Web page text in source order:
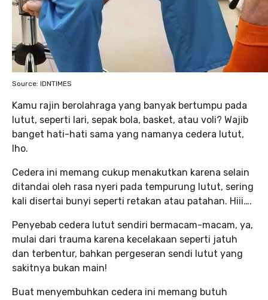
Source: IDNTIMES
Kamu rajin berolahraga yang banyak bertumpu pada
lutut, seperti lari, sepak bola, basket, atau voli? Wajib
banget hati-hati sama yang namanya cedera lutut,
lho.
Cedera ini memang cukup menakutkan karena selain
ditandai oleh rasa nyeri pada tempurung lutut, sering
kali disertai bunyi seperti retakan atau patahan. Hiii….
Penyebab cedera lutut sendiri bermacam-macam, ya,
mulai dari trauma karena kecelakaan seperti jatuh
dan terbentur, bahkan pergeseran sendi lutut yang
sakitnya bukan main!
Buat menyembuhkan cedera ini memang butuh